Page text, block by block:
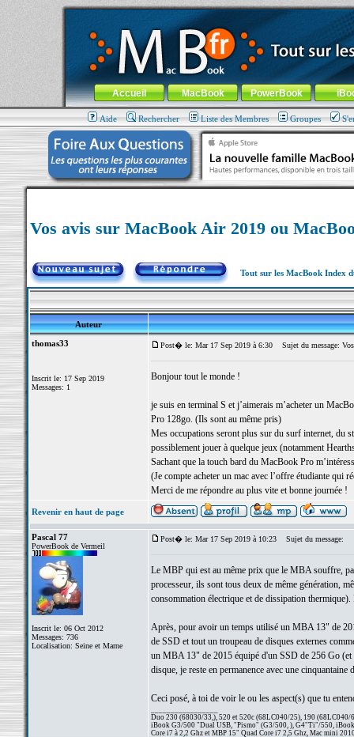
MacBook-fr.com : 100% Apple... 100% nomade !
Aller au contenu-Aller au menu général-Aller au menu de
Menu général
Accueil MacBook PowerBook
Aide Rechercher Liste des Membres Groupes
Vos avis sur MacBook Air 2019 ou
Tout sur les MacBook Index
Auteur
thomas33
Inscrit le: 17 Sep 2019
Messages: 1
Post� le: Mar 17 Sep 2019 à 6:30 Sujet du message:
Bonjour tout le monde !
je suis en terminal S et j’aimerais m’acheter un
Pro 128go. (Ils sont au même pris)
Mes occupations seront plus sur du surf internet, du
possiblement jouer à quelque jeux (notamment
Sachant que la touch bard du MacBook Pro
(Je compte acheter un mac avec l’offre étudiante qui
Merci de me répondre au plus vite et bonne journée !
Revenir en haut de page
Pascal 77
PowerBook de Vermeil
Inscrit le: 06 Oct 2012
Messages: 736
Localisation: Seine et Marne
Post� le: Mar 17 Sep 2019 à 10:23 Sujet du message:
Le MBP qui est au même prix que le MBA souffre,
processeur, ils sont tous deux de même génération,
consommation électrique et de dissipation
Après, pour avoir un temps utilisé un MBA 13" de
de SSD et tout un troupeau de disques externes
un MBA 13" de 2015 équipé d'un SSD de 256 Go (et
disque, je reste en permanence avec une
Ceci posé, à toi de voir le ou les aspect(s) que tu
Duo 230 (68030/33,), 520 et 520c (68LC040/25), 190 (68LC040/
iBook G3/500 "Dual USB, "Pismo" (G3/500, ), G4"Ti"/550,
Core i7 à 2,2 Ghz et MBP 15" Quad Core i7 2,5 Ghz, Mac mini